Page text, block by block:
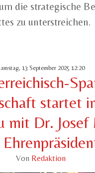
die strategische
zu unterstreichen.
13 September 2025 12:20
startet
mit Dr.
Von Redaktion